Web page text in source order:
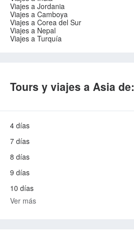
Viajes a Jordania
Viajes a Camboya
Viajes a Corea del Sur
Viajes a Nepal
Viajes a Turquía
Tours y viajes a Asia de:
4 días
7 días
8 días
9 días
10 días
Ver más